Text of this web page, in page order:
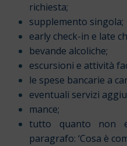
richiesta;
supplemento singola;
early check-in e late
bevande alcoliche;
escursioni e attività
le spese bancarie a
eventuali servizi
mance;
tutto quanto non
paragrafo: ‘Cosa è